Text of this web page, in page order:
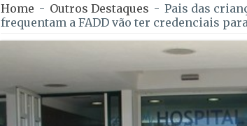
Home - Outros Destaques - Pais das
frequentam a FADD vão ter credenciais